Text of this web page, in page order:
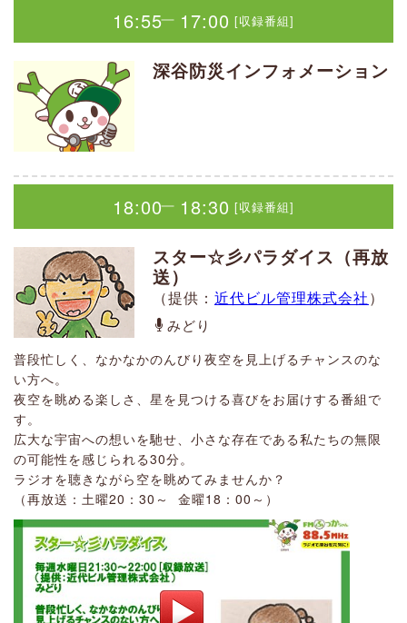
14:20 14:40 [生放送]
コンコン！きつね婦人の摩訶不思議
（提供：柴崎倉庫株式会社 デジタル部 .one pixel［ワ
ンピクセル］）
きつね婦人
神社と寺院から産まれた摩訶不思議なきつね婦人が、
#量子力学 #潜在意識 #引き寄せの法則 #開運
を日常と織り交ぜながら、涙あり、笑い有り、何でも有りな
摩訶不思議な御話をするコーナーです。
番組サポーター >
番組アーカイブ
14:49 14:55
ちょっと一息！リラクゼーション！
福田 美奈子
番組アーカイブ >
16:55｜17:00 [収録番組]
深谷防災インフォメーション
14:20 ―14:35 [生放送]
コーナー番組
第1週：YURI『あの人にスポットライト！』
第2週：aya『モヤモヤバスターズ』
第3週：葉山&あやの『今日の給食なんだろな？』
第4週：ふみえ『本棚からショートケーキ』
14:49―
ちょっと一息！リラクゼーション！
福田 美奈子
番組アーカイブ > Instagram Facebook
16:55 ｜ 17:00 [収録番組]
深谷防災インフォメーション
18:00 18:30
（提供：(株)たべい ）
真佐比呂
ニメに命を吹き込むのが声優。
この番組では、身近になったアニメやゲームの紹介とボイス
ドラマを放送していきます。ボイスドラマはリスナーの皆さ
んも参加可能！ぜひ一緒に、ボイスドラマという冒険の旅に
出かけませんか？
（再放送：土曜20：00～ 水曜18：00～）
番組サポーター > 番組アーカイブ >
つのだ あきこ
ダイエット指導者によるダイエットポイントを伝えていく番
食事8割・運動2割。理想の体になるためのコツ、教えます！
14:00 15:00
ふっか！GO！GO！
伊東 真紀
平日の午後2時から1時間の生放送
市・地域情報やさまざまな内容をお知らせ
16:55｜ 17:00 [収録番組]
深谷防災インフォメーション
18:00｜ 18:30 [収録番組]
スター☆彡パラダイス（再放
送）
（提供： 近代ビル管理株式会社）
みどり
普段忙しく、なかなかのんびり夜空を見上げるチャンスのな
い方へ。
夜空を眺める楽しさ、星を見つける喜びをお届けする番組で
す。
広大な宇宙への想いを馳せ、小さな存在である私たちの無限
の可能性を感じられる30分。
ラジオを聴きながら空を眺めてみませんか？
（再放送：土曜20：30～ 金曜18：00～）